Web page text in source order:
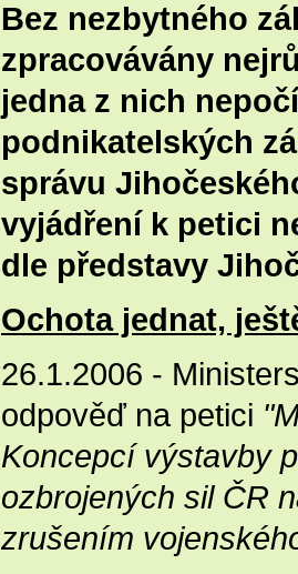
Bez nezbytného
zpracovávány
jedna z nich
podnikatelských
správu
vyjádření k petici
dle představy
Ochota jednat,
26.1.2006 -
odpověď na petici
Koncepcí výstavby
ozbrojených sil ČR
zrušením